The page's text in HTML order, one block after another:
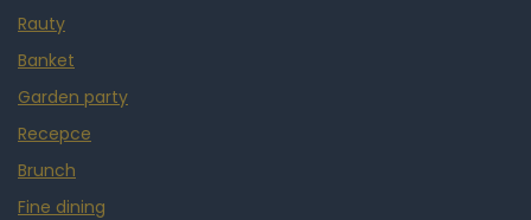
Rauty
Banket
Garden party
Recepce
Brunch
Fine dining